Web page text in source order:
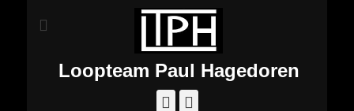
Loopteam Paul Hagedoren
Facebook